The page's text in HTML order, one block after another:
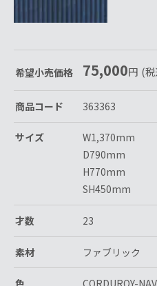
希望小売価格 75,000円 (
商品コード 363363
サイズ
W1,370mm
D790mm
H770mm
SH450mm
才数 23
素材 ファブリック